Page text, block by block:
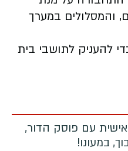
והמסלולים במערך
להעניק לתושבי בית
עם פוסק הדור,
במעונו!